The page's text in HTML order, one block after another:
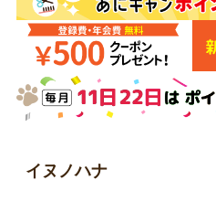
ドッグフード
美容・ケア用品
日用品（デイリー）
アフターサービス
商品リクエスト
お問い合わせ
イヌノハナ